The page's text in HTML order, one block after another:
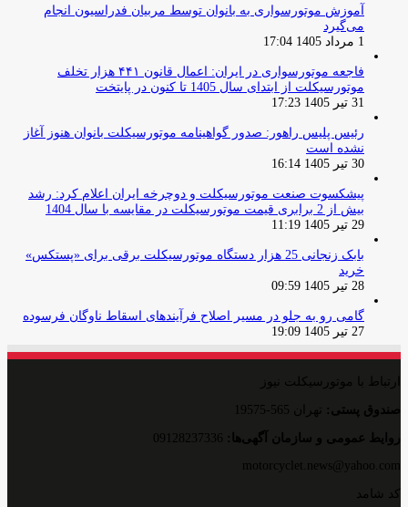
آموزش موتورسواری به بانوان توسط مربیان فدراسیون انجام
می‌گیرد
1 مرداد 1405 17:04
فاجعه موتورسواری در ایران: اعمال قانون ۴۴۱ هزار تخلف
موتورسیکلت از ابتدای سال 1405 تا کنون در پایتخت
31 تیر 1405 17:23
رئیس پلیس راهور: صدور گواهینامه موتورسیکلت بانوان هنوز آغاز
نشده است
30 تیر 1405 16:14
پیشکسوت صنعت موتورسیکلت و دوچرخه ایران اعلام کرد: رشد
بیش از 2 برابری قیمت موتورسیکلت در مقایسه با سال 1404
29 تیر 1405 11:19
بابک زنجانی 25 هزار دستگاه موتورسیکلت برقی برای «پستکس»
خرید
28 تیر 1405 09:59
گامی رو به جلو در مسیر اصلاح فرآیندهای اسقاط ناوگان فرسوده
27 تیر 1405 19:09
ارتباط با موتورسیکلت نیوز
صندوق پستی: تهران 565-19575
روایط عمومی و سازمان آگهی‌ها:
motorcyclet.news@yahoo.com
کد شامد